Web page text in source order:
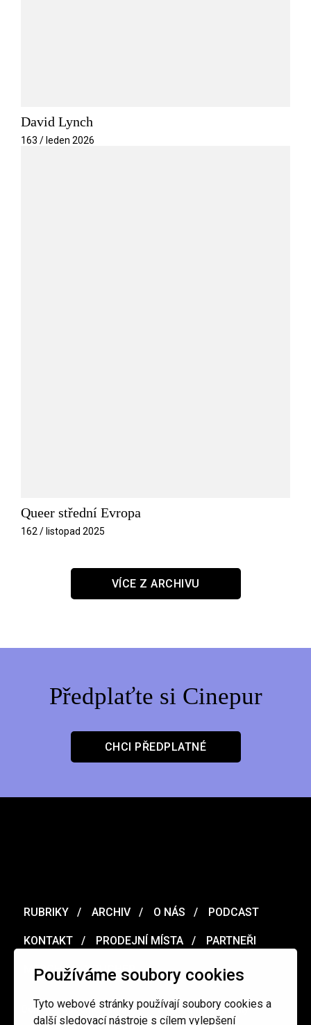
Používáme soubory cookies
Tyto webové stránky používají soubory cookies a
další sledovací nástroje s cílem vylepšení
David Lynch
163 / leden 2026
Queer střední Evropa
162 / listopad 2025
VÍCE Z ARCHIVU
Předplaťte si Cinepur
CHCI PŘEDPLATNÉ
RUBRIKY ARCHIV O NÁS PODCAST
KONTAKT PRODEJNÍ MÍSTA PARTNEŘI
MERCH VOUCHER
Ochrana osobních údajů / Obchodní podmínky